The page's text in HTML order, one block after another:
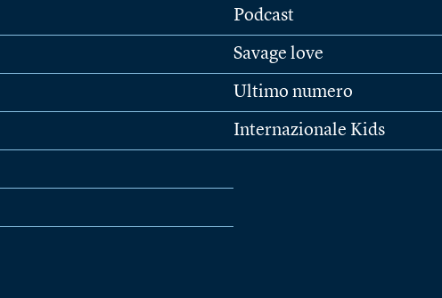
Podcast
Savage love
Ultimo numero
Internazionale Kids